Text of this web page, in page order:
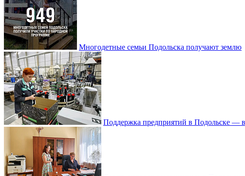
Многодетные семьи Подольска получают землю
Поддержка предприятий в Подольске —